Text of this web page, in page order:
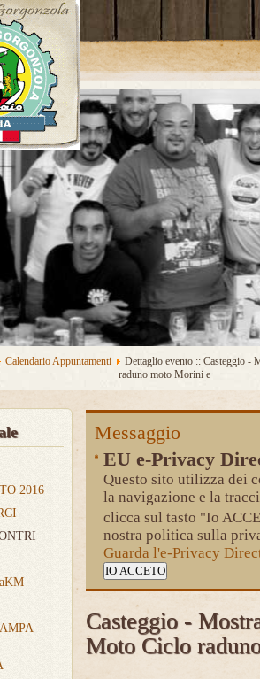
Calendario Appuntamenti
Dettaglio evento :: Casteggio -
raduno moto Morini e
2016
Messaggio
EU e-Privacy
Questo sito utilizza dei
la navigazione e la
clicca sul tasto "Io
nostra politica sulla
Guarda l'e-Privacy
IO ACCETO
Casteggio -
Moto Ciclo